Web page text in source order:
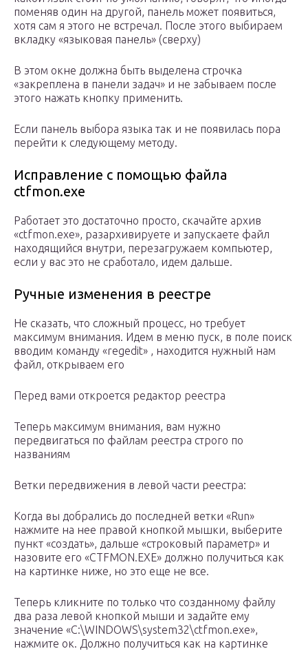
поменяв один на другой, панель может появиться,
хотя сам я этого не встречал. После этого выбираем
вкладку «языковая панель» (сверху)
В этом окне должна быть выделена строчка
«закреплена в панели задач» и не забываем после
этого нажать кнопку применить.
Если панель выбора языка так и не появилась пора
перейти к следующему методу.
Исправление с помощью файла
ctfmon.exe
Работает это достаточно просто, скачайте архив
«ctfmon.exe», разархивируете и запускаете файл
находящийся внутри, перезагружаем компьютер,
если у вас это не сработало, идем дальше.
Ручные изменения в реестре
Не сказать, что сложный процесс, но требует
максимум внимания. Идем в меню пуск, в поле поиск
вводим команду «regedit» , находится нужный нам
файл, открываем его
Перед вами откроется редактор реестра
Теперь максимум внимания, вам нужно
передвигаться по файлам реестра строго по
названиям
Ветки передвижения в левой части реестра:
Когда вы добрались до последней ветки «Run»
нажмите на нее правой кнопкой мышки, выберите
пункт «создать», дальше «строковый параметр» и
назовите его «CTFMON.EXE» должно получиться как
на картинке ниже, но это еще не все.
Теперь кликните по только что созданному файлу
два раза левой кнопкой мыши и задайте ему
значение «C:\WINDOWS\system32\ctfmon.exe»,
нажмите ок. Должно получиться как на картинке